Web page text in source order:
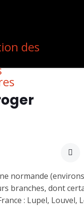
normande
branches, dont
: Lupel, Louvel,